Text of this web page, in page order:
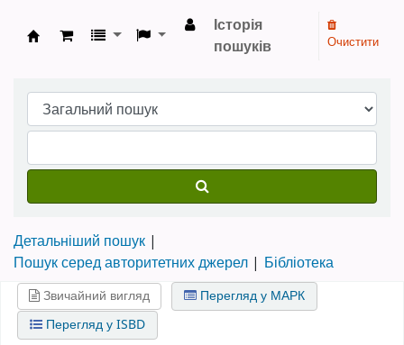
Бібліотека НТШ › Електронний каталог
Історія
пошуків
Очистити
Детальніший пошук
Пошук серед авторитетних джерел
Бібліотека
Звичайний вигляд
Перегляд у МАРК
Перегляд у ISBD